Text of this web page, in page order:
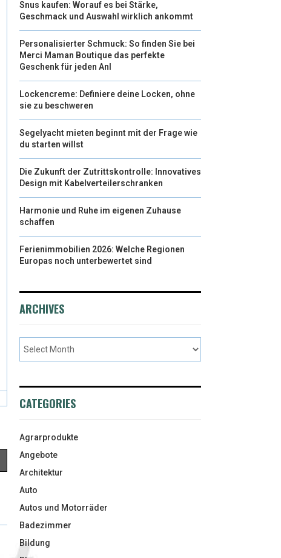
Snus kaufen: Worauf es bei Stärke,
Geschmack und Auswahl wirklich ankommt
Personalisierter Schmuck: So finden Sie bei
Merci Maman Boutique das perfekte
Geschenk für jeden Anl
Lockencreme: Definiere deine Locken, ohne
sie zu beschweren
Segelyacht mieten beginnt mit der Frage wie
du starten willst
Die Zukunft der Zutrittskontrolle: Innovatives
Design mit Kabelverteilerschranken
Harmonie und Ruhe im eigenen Zuhause
schaffen
Ferienimmobilien 2026: Welche Regionen
Europas noch unterbewertet sind
ARCHIVES
CATEGORIES
Agrarprodukte
Angebote
Architektur
Auto
Autos und Motorräder
Badezimmer
Bildung